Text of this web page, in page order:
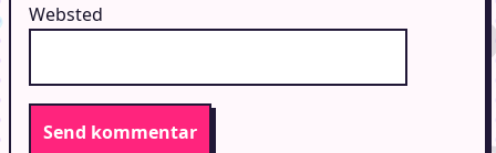
Websted